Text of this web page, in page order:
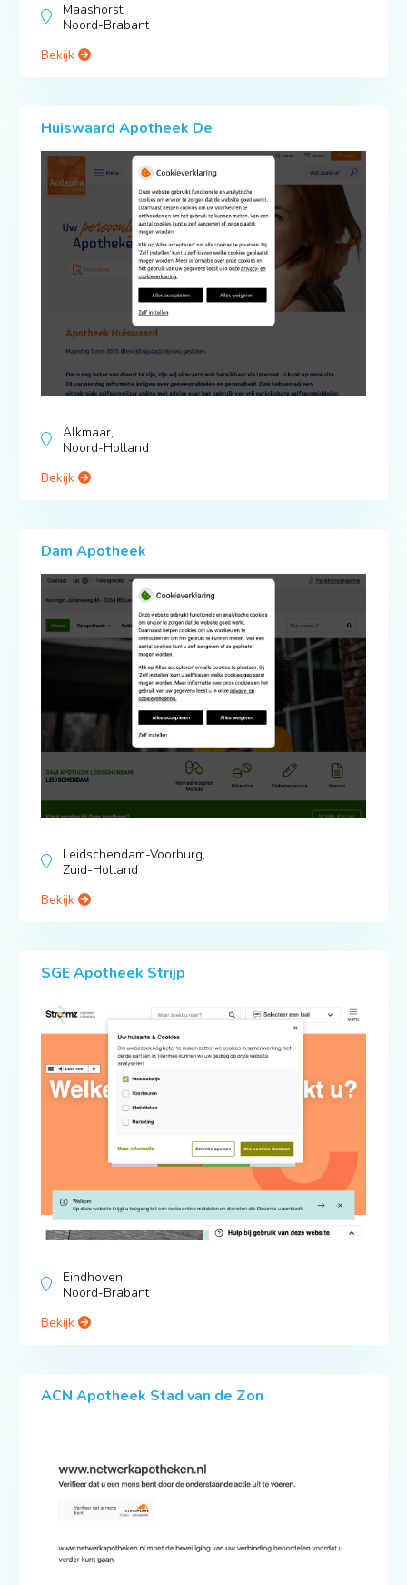
Maashorst,
Noord-Brabant
Bekijk
Huiswaard Apotheek De
Alkmaar,
Noord-Holland
Bekijk
Dam Apotheek
Leidschendam-Voorburg,
Zuid-Holland
Bekijk
SGE Apotheek Strijp
Eindhoven,
Noord-Brabant
Bekijk
ACN Apotheek Stad van de Zon